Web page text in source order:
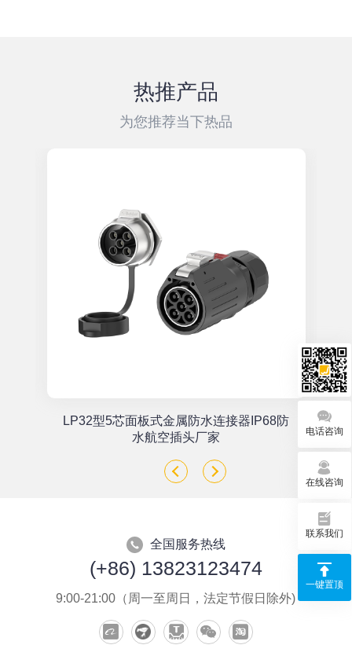
热推产品
为您推荐当下热品
LP32型5芯面板式金属防水连接器IP68防
水航空插头厂家
全国服务热线
(+86) 13823123474
9:00-21:00（周一至周日，法定节假日除外)
电话咨询
在线咨询
联系我们
一键置顶